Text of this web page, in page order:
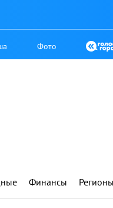
Фото
Финансы Регионы